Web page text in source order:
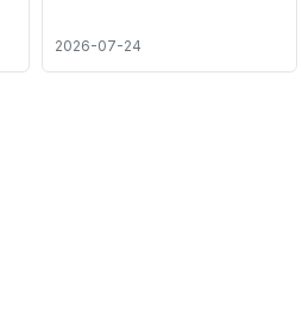
2026-07-24